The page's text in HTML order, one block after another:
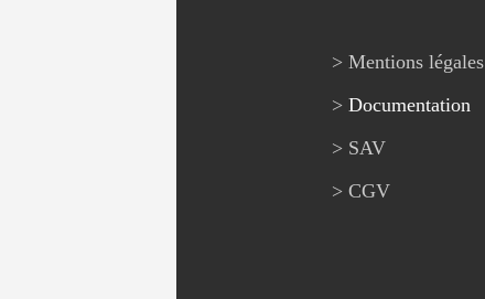
> Mentions légales
> Documentation
> SAV
> CGV